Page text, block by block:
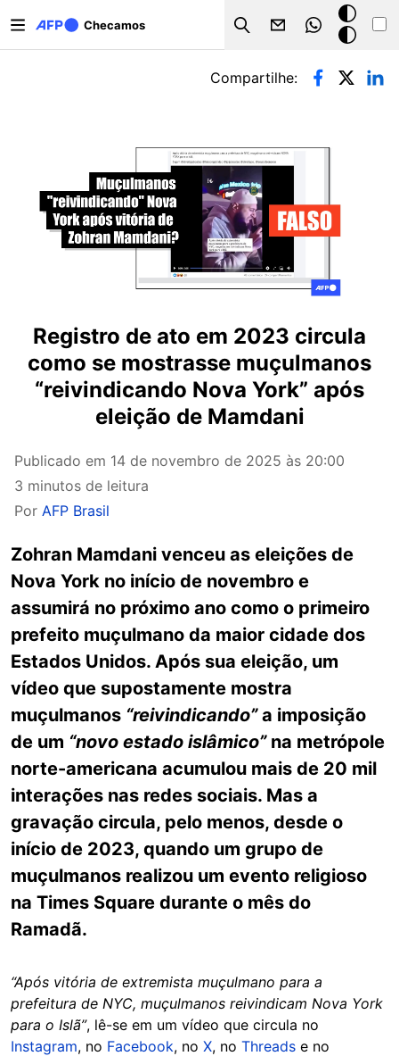
Checamos
Search
Modo
escuro
Abas primárias
Compartilhe:
Registro de ato em 2023 circula
como se mostrasse muçulmanos
“reivindicando Nova York” após
eleição de Mamdani
Publicado em 14 de novembro de 2025 às 20:00
3 minutos de leitura
Por AFP Brasil
Zohran Mamdani venceu as eleições de
Nova York no início de novembro e
assumirá no próximo ano como o primeiro
prefeito muçulmano da maior cidade dos
Estados Unidos. Após sua eleição, um
vídeo que supostamente mostra
muçulmanos “reivindicando”a imposição
de um “novo estado islâmico” na metrópole
norte-americana acumulou mais de 20 mil
interações nas redes sociais. Mas a
gravação circula, pelo menos, desde o
início de 2023, quando um grupo de
muçulmanos realizou um evento religioso
na Times Square durante o mês do
Ramadã.
“Após vitória de extremista muçulmano para a
prefeitura de NYC, muçulmanos reivindicam Nova York
para o Islã”, lê-se em um vídeo que circula no
Instagram, no Facebook, no X, no Threads e no